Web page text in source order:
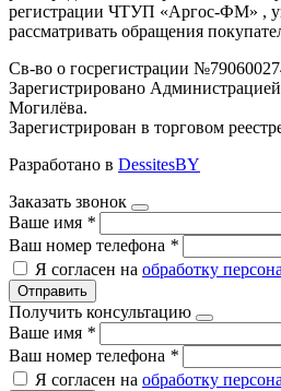
регистрации ЧТУП «Аргос-ФМ» ,
рассматривать обращения
Св-во о госрегистрации
Зарегистрировано
Могилёва.
Зарегистрирован в торговом
Разработано в DessitesBY
Заказать звонок
Ваше имя *
Ваш номер телефона *
Я согласен на обработку
Отправить
Получить консультацию
Ваше имя *
Ваш номер телефона *
Я согласен на обработку